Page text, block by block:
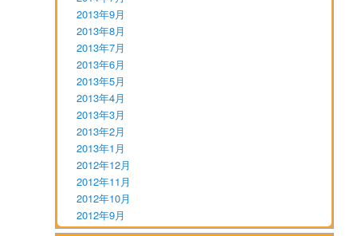
2013年9月
2013年8月
2013年7月
2013年6月
2013年5月
2013年4月
2013年3月
2013年2月
2013年1月
2012年12月
2012年11月
2012年10月
2012年9月